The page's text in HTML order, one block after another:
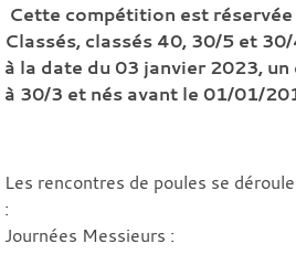
Cette compétition est
Classés, classés 40, 30/5 et
à la date du 03 janvier 2023,
à 30/3 et nés avant le 01/01/
Les rencontres de poules se
:
Journées Messieurs :